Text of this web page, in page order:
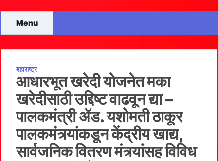
Menu
महाराष्ट्र
आधारभूत खरेदी योजनेत मका
खरेदीसाठी उद्दिष्ट वाढवून द्या –
पालकमंत्री ॲड. यशोमती ठाकूर
पालकमंत्र्यांकडून केंद्रीय खाद्य,
सार्वजनिक वितरण मंत्र्यांसह विविध